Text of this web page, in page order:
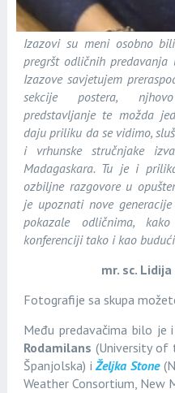
Izazovi su meni osobno
pregršt odličnih
Izazove savjetujem
sekcije postera,
predstavljanje te možda
daju priliku da se vidimo,
i vrhunske stručnjake
Madagaskara. Tu je i
ozbiljne razgovore u
je upoznati nove
pokazale odličnima,
konferenciji tako i kao
mr. sc.
Fotografije sa skupa
Među predavačima bilo
Rodamilans (University of
Španjolska) iŽeljka Stone
Weather Consortium, New